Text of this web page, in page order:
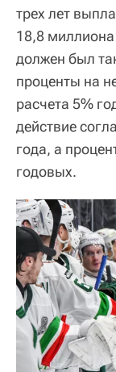
трех лет
18,8
должен был
проценты на
расчета 5%
действие
года, а
годовых.